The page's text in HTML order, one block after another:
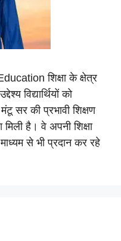
शिक्षा के क्षेत्र
विद्यार्थियों को
सर की प्रभावी शिक्षण
है। वे अपनी शिक्षा
से भी प्रदान कर रहे